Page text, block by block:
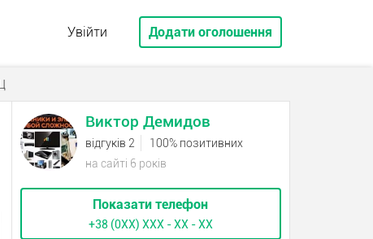
Увійти Додати оголошення
Виктор Демидов
відгуків 2
100% позитивних
на сайті 6 років
Показати телефон
+38 (0XX) ХХХ - ХХ - ХХ